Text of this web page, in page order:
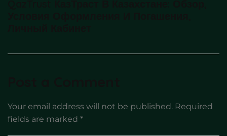
Your email address will not be published. Required
fields are marked *